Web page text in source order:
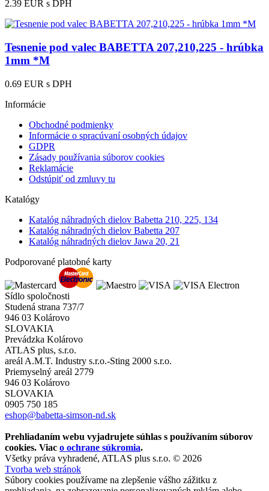
2.39 EUR s DPH
Tesnenie pod valec BABETTA 207,210,225 - hrúbka
1mm *M
0.69 EUR s DPH
Informácie
Obchodné podmienky
Informácie o spracúvaní osobných údajov
GDPR
Zásady používania súborov cookies
Reklamácie
Odstúpiť od zmluvy tu
Katalógy
Katalóg náhradných dielov Babetta 210, 225, 134
Katalóg náhradných dielov Babetta 207
Katalóg náhradných dielov Jawa 20, 21
Podporované platobné karty
Sídlo spoločnosti
Studená strana 737/7
946 03 Kolárovo
SLOVAKIA
Prevádzka Kolárovo
ATLAS plus, s.r.o.
areál A.M.T. Industry s.r.o.-Sting 2000 s.r.o.
Priemyselný areál 2779
946 03 Kolárovo
SLOVAKIA
0905 750 185
eshop@babetta-simson-nd.sk
Prehliadaním webu vyjadrujete súhlas s používaním súborov
cookies. Viac o ochrane súkromia.
Všetky práva vyhradené, ATLAS plus s.r.o. © 2026
Tvorba web stránok
Súbory cookies používame na zlepšenie vášho zážitku z